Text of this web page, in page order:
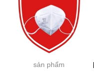
sản phẩm